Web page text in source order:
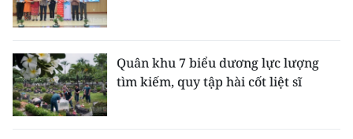
Quân khu 7 biểu dương lực lượng
tìm kiếm, quy tập hài cốt liệt sĩ